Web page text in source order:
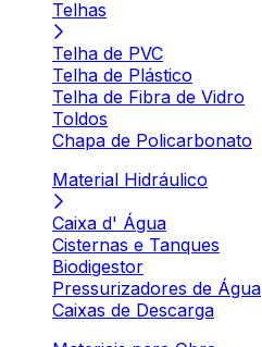
Telhas
Telha de PVC
Telha de Plástico
Telha de Fibra de Vidro
Toldos
Chapa de Policarbonato
Material Hidráulico
Caixa d' Água
Cisternas e Tanques
Biodigestor
Pressurizadores de Água
Caixas de Descarga